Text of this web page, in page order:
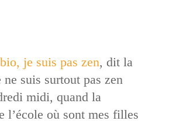
je suis pas zen, dit la
ne suis surtout pas zen
midi, quand la
l’école où sont mes filles